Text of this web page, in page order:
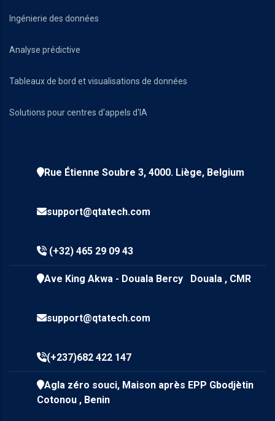
Ingénierie des données
Analyse prédictive
Tableaux de bord et visualisations de données
Solutions pour centres d'appels d'IA
Rue Étienne Soubre 3, 4000. Liège, Belgium
support@qtatech.com
(+32) 465 29 09 43
Ave King Akwa - Douala Bercy Douala , CMR
support@qtatech.com
(+237)682 422 147
Agla zéro souci, Maison après EPP Gbodjètin
Cotonou , Benin